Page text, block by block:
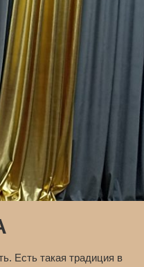
Есть такая традиция в